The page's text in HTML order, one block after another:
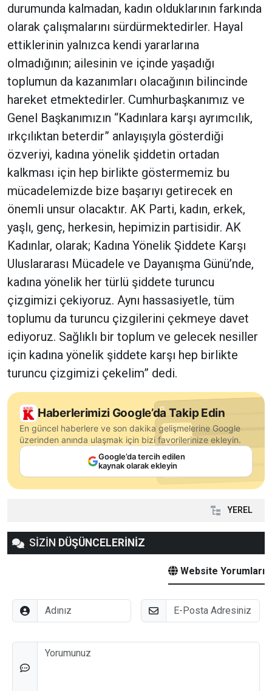
durumunda kalmadan, kadın olduklarının farkında
olarak çalışmalarını sürdürmektedirler. Hayal
ettiklerinin yalnızca kendi yararlarına
olmadığının; ailesinin ve içinde yaşadığı
toplumun da kazanımları olacağının bilincinde
hareket etmektedirler. Cumhurbaşkanımız ve
Genel Başkanımızın “Kadınlara karşı ayrımcılık,
ırkçılıktan beterdir” anlayışıyla gösterdiği
özveriyi, kadına yönelik şiddetin ortadan
kalkması için hep birlikte göstermemiz bu
mücadelemizde bize başarıyı getirecek en
önemli unsur olacaktır. AK Parti, kadın, erkek,
yaşlı, genç, herkesin, hepimizin partisidir. AK
Kadınlar, olarak; Kadına Yönelik Şiddete Karşı
Uluslararası Mücadele ve Dayanışma Günü’nde,
kadına yönelik her türlü şiddete turuncu
çizgimizi çekiyoruz. Aynı hassasiyetle, tüm
toplumu da turuncu çizgilerini çekmeye davet
ediyoruz. Sağlıklı bir toplum ve gelecek nesiller
için kadına yönelik şiddete karşı hep birlikte
turuncu çizgimizi çekelim” dedi.
Haberlerimizi Google’da Takip Edin
En güncel haberlere ve son dakika gelişmelerine Google
üzerinden anında ulaşmak için bizi favorilerinize ekleyin.
Google’da tercih edilen
kaynak olarak ekleyin
YEREL
SİZİN DÜŞÜNCELERİNİZ
Website Yorumları
Adınız E-Posta
Düşünceleriniz